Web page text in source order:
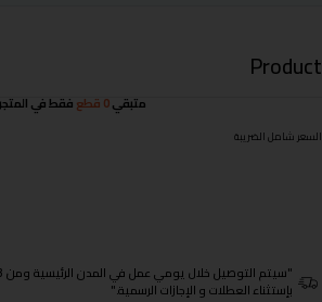
Product
السعر شامل الضريبة
متبقي0 قطع فقط في
"سيتم التوصيل خلال يومي عمل في المدن الرئيسية ومن 3- 4 في المدن البعيدة.
بإستثناء العطلات و الإجازات الرسمية."